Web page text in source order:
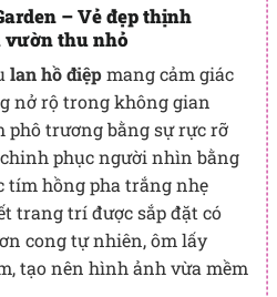
– Vẻ đẹp thịnh
thu nhỏ
lan hồ điệpmang cảm giác
nở rộ trong không gian
phô trương bằng sự rực rỡ
phục người nhìn bằng
tím hồng pha trắng nhẹ
trang trí được sắp đặt có
cong tự nhiên, ôm lấy
tạo nên hình ảnh vừa mềm